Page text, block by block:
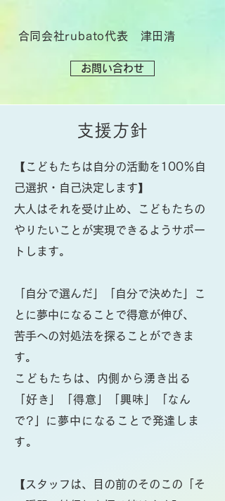
​合同会社rubato代表 津田清
お問い合わせ
​支援方針
【こどもたちは自分の活動を100％自
己選択・自己決定します】
​大人はそれを受け止め、こどもたちの
やりたいことが実現できるようサポー
トします。
「自分で選んだ」「自分で決めた」こ
とに夢中になることで得意が伸び、
苦手への対処法を探ることができま
す。
こどもたちは、内側から湧き出る
「好き」「得意」「興味」「なん
で?」に夢中になることで発達しま
す。
【スタッフは、目の前のそのこの「そ